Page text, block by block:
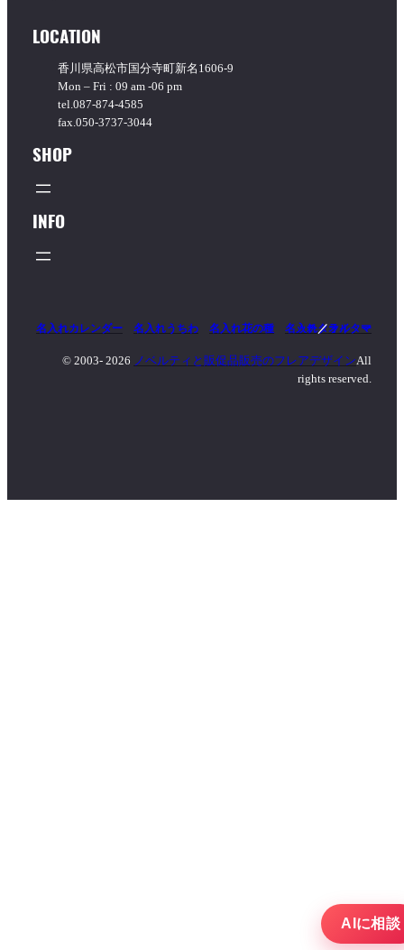
LOCATION
香川県高松市国分寺町新名1606-9
Mon – Fri : 09 am -06 pm
tel.087-874-4585
fax.050-3737-3044
SHOP
INFO
名入れカレンダー 名入れうちわ 名入れ花の種 名入れタオル
マッチ／ライター
© 2003- 2026 ノベルティと販促品販売のフレアデザインAll
rights reserved.
AIに相談